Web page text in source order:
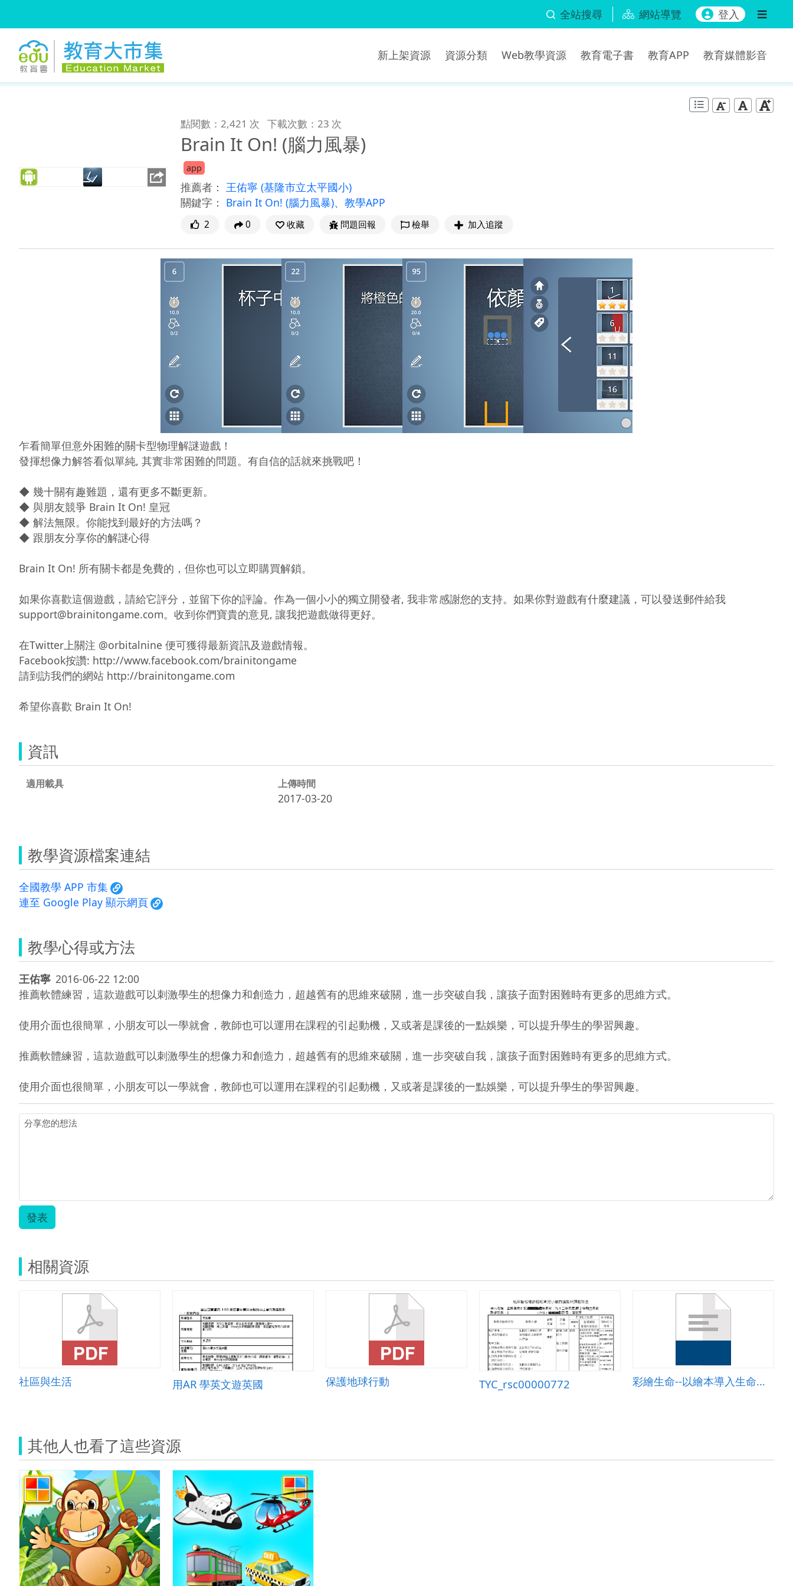
全站搜尋 網站導覽 登入
新上架資源 資源分類 Web教學資源 教育電子書 教育APP 教育媒體影音
點閱數：2,421 次 下載次數：23 次
Brain It On! (腦力風暴)
app
推薦者： 王佑寧 (基隆市立太平國小)
關鍵字： Brain It On! (腦力風暴)、 教學APP
2 0 收藏 問題回報 檢舉 加入追蹤
乍看簡單但意外困難的關卡型物理解謎遊戲！
發揮想像力解答看似單純, 其實非常困難的問題。有自信的話就來挑戰吧！
◆ 幾十關有趣難題，還有更多不斷更新。
◆ 與朋友競爭 Brain It On! 皇冠
◆ 解法無限。你能找到最好的方法嗎？
◆ 跟朋友分享你的解謎心得
Brain It On! 所有關卡都是免費的，但你也可以立即購買解鎖。
如果你喜歡這個遊戲，請給它評分，並留下你的評論。作為一個小小的獨立開發者, 我非常感謝您的支持。如果你對遊戲有什麼建議，可以發送郵件給我
support@brainitongame.com。收到你們寶貴的意見, 讓我把遊戲做得更好。
在Twitter上關注 @orbitalnine 便可獲得最新資訊及遊戲情報。
Facebook按讚: http://www.facebook.com/brainitongame
請到訪我們的網站 http://brainitongame.com
希望你喜歡 Brain It On!
資訊
適用載具 上傳時間
2017-03-20
教學資源檔案連結
全國教學 APP 市集
連至 Google Play 顯示網頁
教學心得或方法
王佑寧 2016-06-22 12:00
推薦軟體練習，這款遊戲可以刺激學生的想像力和創造力，超越舊有的思維來破關，進一步突破自我，讓孩子面對困難時有更多的思維方式。
使用介面也很簡單，小朋友可以一學就會，教師也可以運用在課程的引起動機，又或著是課後的一點娛樂，可以提升學生的學習興趣。
推薦軟體練習，這款遊戲可以刺激學生的想像力和創造力，超越舊有的思維來破關，進一步突破自我，讓孩子面對困難時有更多的思維方式。
使用介面也很簡單，小朋友可以一學就會，教師也可以運用在課程的引起動機，又或著是課後的一點娛樂，可以提升學生的學習興趣。
發表
相關資源
社區與生活 用AR 學英文遊英國 保護地球行動 TYC_rsc00000772 彩繪生命--以繪本導入生命教育
其他人也看了這些資源